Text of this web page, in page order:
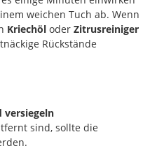
weichen Tuch ab. Wenn
Kriechöl oder Zitrusreiniger
Rückstände
versiegeln
sind, sollte die